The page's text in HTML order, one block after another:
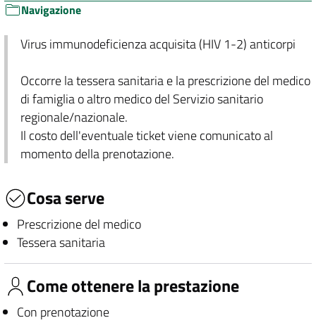
Navigazione
Virus immunodeficienza acquisita (HIV 1-2) anticorpi
Occorre la tessera sanitaria e la prescrizione del medico
di famiglia o altro medico del Servizio sanitario
regionale/nazionale.
Il costo dell'eventuale ticket viene comunicato al
momento della prenotazione.
Cosa serve
Prescrizione del medico
Tessera sanitaria
Come ottenere la prestazione
Con prenotazione